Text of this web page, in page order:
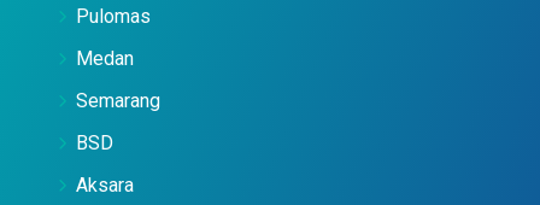
Pulomas
Medan
Semarang
BSD
Aksara